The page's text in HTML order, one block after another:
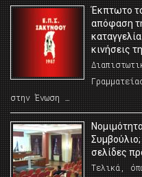
Έκπτωτο
απόφαση
κινήσεις
στην Ένωση …
σελίδες
Τελικά,